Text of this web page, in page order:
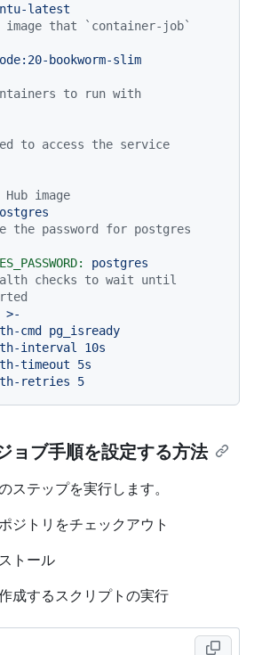
latest
image that `container-job`
bookworm-slim
to run with
to access the service
image
the password for postgres
postgres
checks to wait until
>-
ョブ手順を設定する方法
ステップを実行します。
ジトリをチェックアウト
トール
成するスクリプトの実行